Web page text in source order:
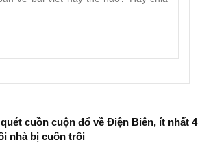
cuồn cuộn đổ về Điện Biên, ít nhất 4
nhà bị cuốn trôi